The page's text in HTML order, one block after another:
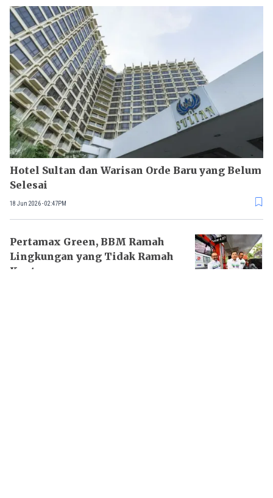
Hotel Sultan dan Warisan Orde Baru yang Belum
Selesai
18 Jun 2026 - 02:47PM
Pertamax Green, BBM Ramah
Lingkungan yang Tidak Ramah
Kantong